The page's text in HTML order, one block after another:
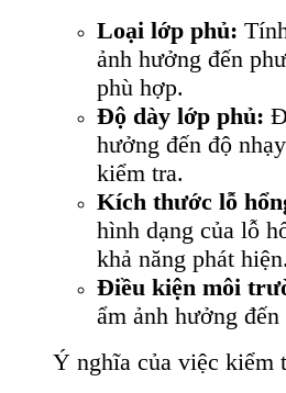
Loại lớp phủ:
ảnh hưởng đến
phù hợp.
Độ dày lớp phủ:
hưởng đến độ
kiểm tra.
Kích thước lỗ
hình dạng của lỗ
khả năng phát hiện.
Điều kiện môi
ẩm ảnh hưởng
Ý nghĩa của việc kiểm